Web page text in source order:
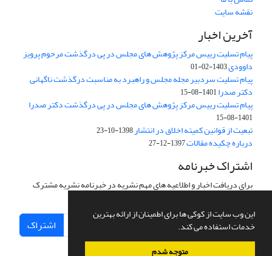
این وب سایت از کوکی ها برای اطمینان از ارائه بهترین
خدمات استفاده می کند.
متوجه شدم
نقشه سایت
آخرین اخبار
پیام تسلیت رییس مرکز پژوهش های مجلس در پی درگذشت مرحوم پرویز
داوودی1403-02-01
پیام تسلیت سردبیر مجله مجلس و راهبرد به مناسبت درگذشت ناگهانی
دکتر صدرا1401-08-15
پیام تسلیت رییس مرکز پژوهش های مجلس در پی درگذشت دکتر صدرا
1401-08-15
تبعیت از قوانین کمیته اخلاق در انتشار1398-10-23
درباره چکیده مقالات1397-12-27
اشتراک خبرنامه
برای دریافت اخبار و اطلاعیه های مهم نشریه در خبرنامه نشریه مشترک
اشتراک